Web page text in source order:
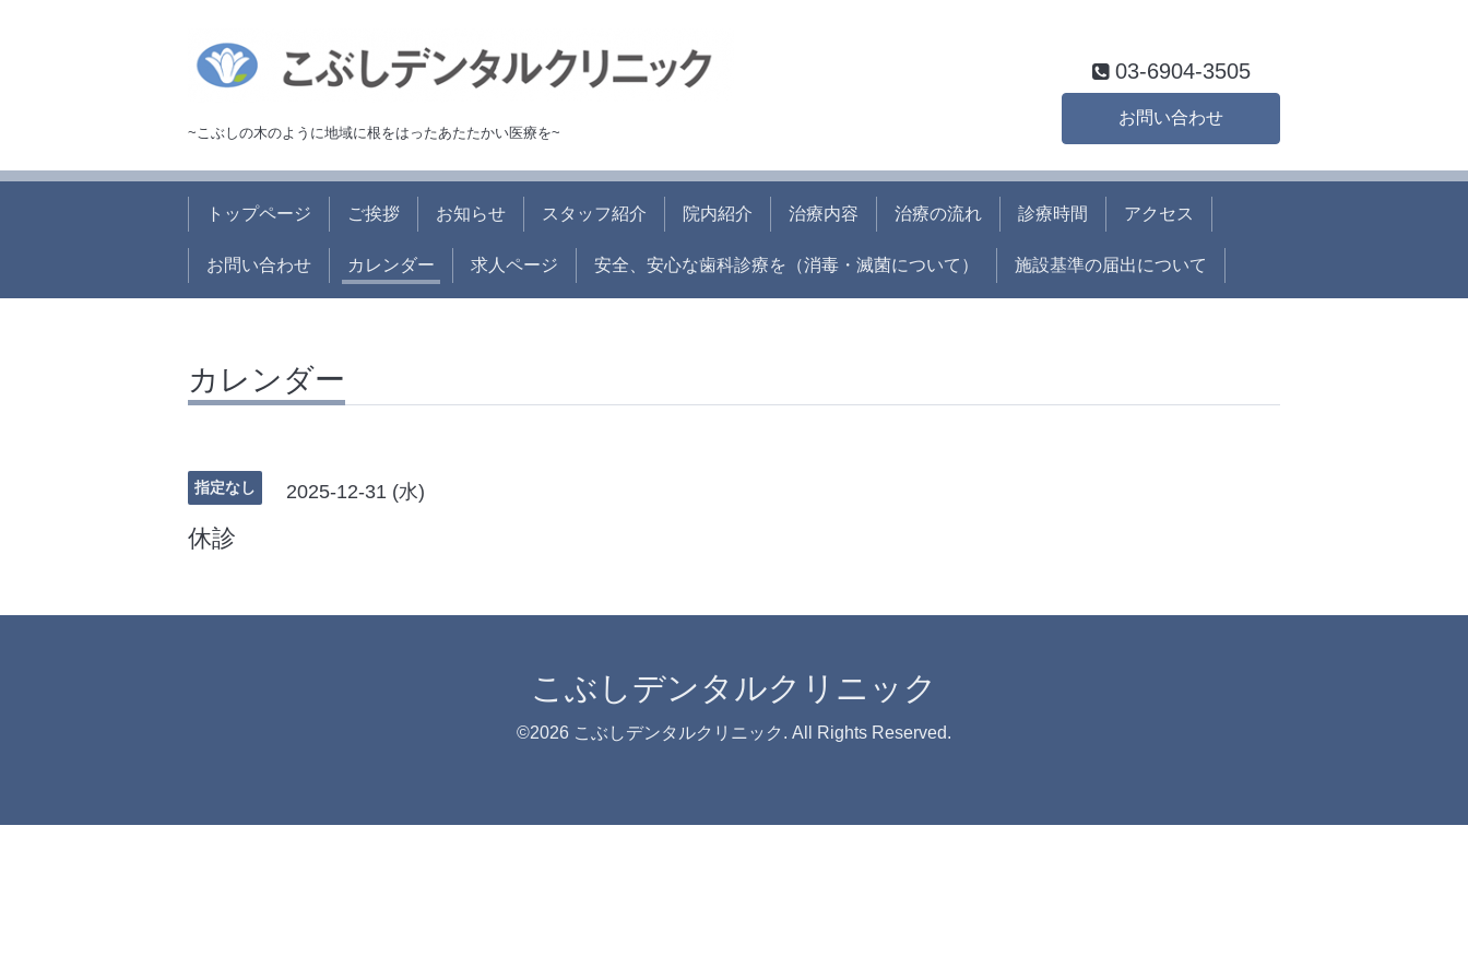
~こぶしの木のように地域に根をはったあたたかい医療を~
03-6904-3505
お問い合わせ
トップページ ご挨拶 お知らせ スタッフ紹介 院内紹介 治療内容 治療の流れ 診療時間 アクセス
お問い合わせ カレンダー 求人ページ 安全、安心な歯科診療を（消毒・滅菌について） 施設基準の届出について
カレンダー
指定なし 2025-12-31 (水)
休診
こぶしデンタルクリニック
©2026 こぶしデンタルクリニック . All Rights Reserved.